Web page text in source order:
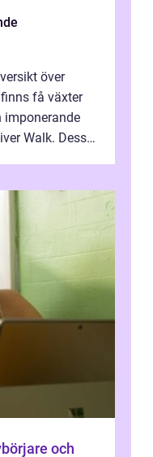
över
få växter
imponerande
Walk. Dess
och